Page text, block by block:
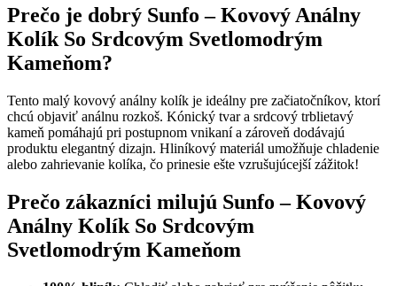
srdcovým
svetlomodrým
kameňom
(strieborný)
Prečo je dobrý Sunfo – Kovový Análny
Kolík So Srdcovým Svetlomodrým
Kameňom?
Tento malý kovový análny kolík je ideálny pre začiatočníkov, ktorí
chcú objaviť análnu rozkoš. Kónický tvar a srdcový trblietavý
kameň pomáhajú pri postupnom vnikaní a zároveň dodávajú
produktu elegantný dizajn. Hliníkový materiál umožňuje chladenie
alebo zahrievanie kolíka, čo prinesie ešte vzrušujúcejší zážitok!
Prečo zákazníci milujú Sunfo – Kovový
Análny Kolík So Srdcovým
Svetlomodrým Kameňom